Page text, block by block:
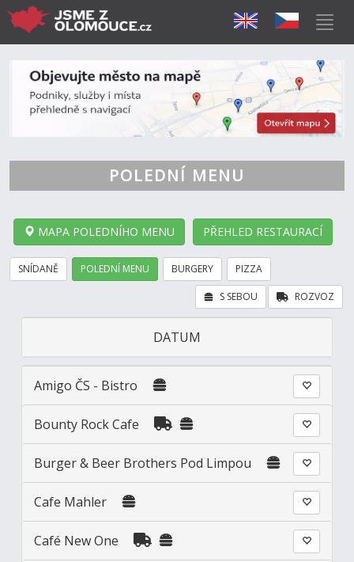
POLEDNÍ MENU
MAPA POLEDNÍHO MENU PŘEHLED RESTAURACÍ
SNÍDANĚ POLEDNÍ MENU BURGERY PIZZA
ROZVOZ
S SEBOU
DATUM
Amigo ČS - Bistro
Bounty Rock Cafe
Burger & Beer Brothers Pod Limpou
Cafe Mahler
Café New One